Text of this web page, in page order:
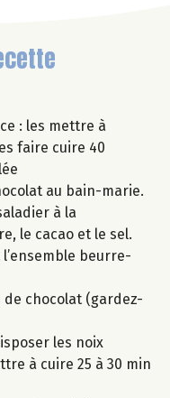
: les mettre à
faire cuire 40
au bain-marie.
à la
le cacao et le sel.
beurre-
chocolat (gardez-
les noix
à cuire 25 à 30 min